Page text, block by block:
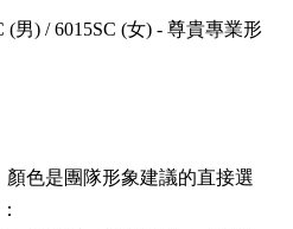
(男) / 6015SC (女) - 尊貴專業形
顏色是團隊形象建議的直接選